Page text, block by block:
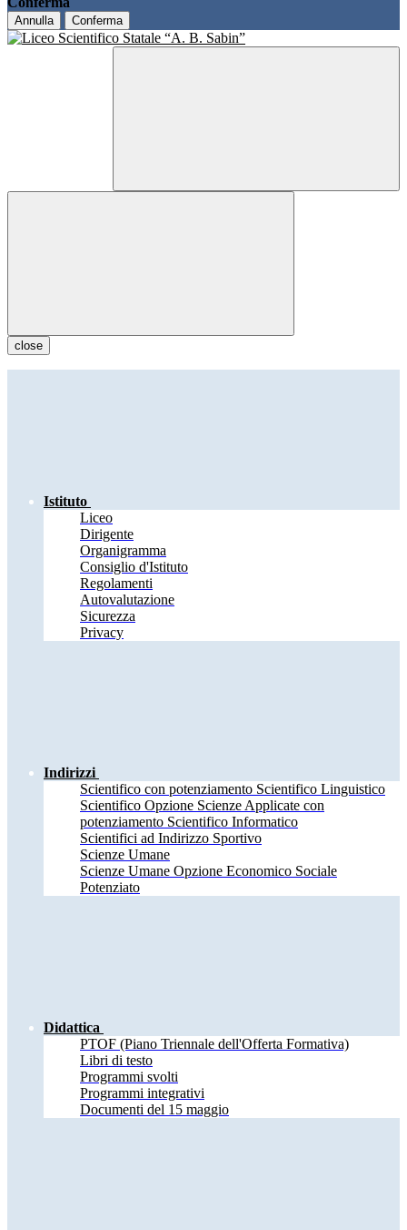
Annulla Conferma
close
Istituto
Liceo
Dirigente
Organigramma
Consiglio d'Istituto
Regolamenti
Autovalutazione
Sicurezza
Privacy
Indirizzi
Scientifico con potenziamento Scientifico Linguistico
Scientifico Opzione Scienze Applicate con
potenziamento Scientifico Informatico
Scientifici ad Indirizzo Sportivo
Scienze Umane
Scienze Umane Opzione Economico Sociale
Potenziato
Didattica
PTOF (Piano Triennale dell'Offerta Formativa)
Libri di testo
Programmi svolti
Programmi integrativi
Documenti del 15 maggio